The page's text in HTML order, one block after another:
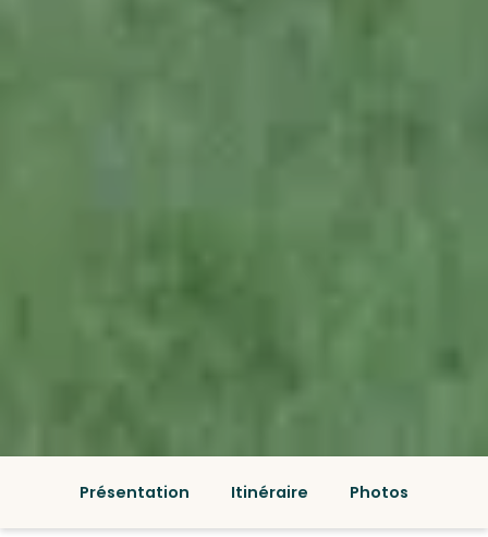
Présentation Itinéraire Photos